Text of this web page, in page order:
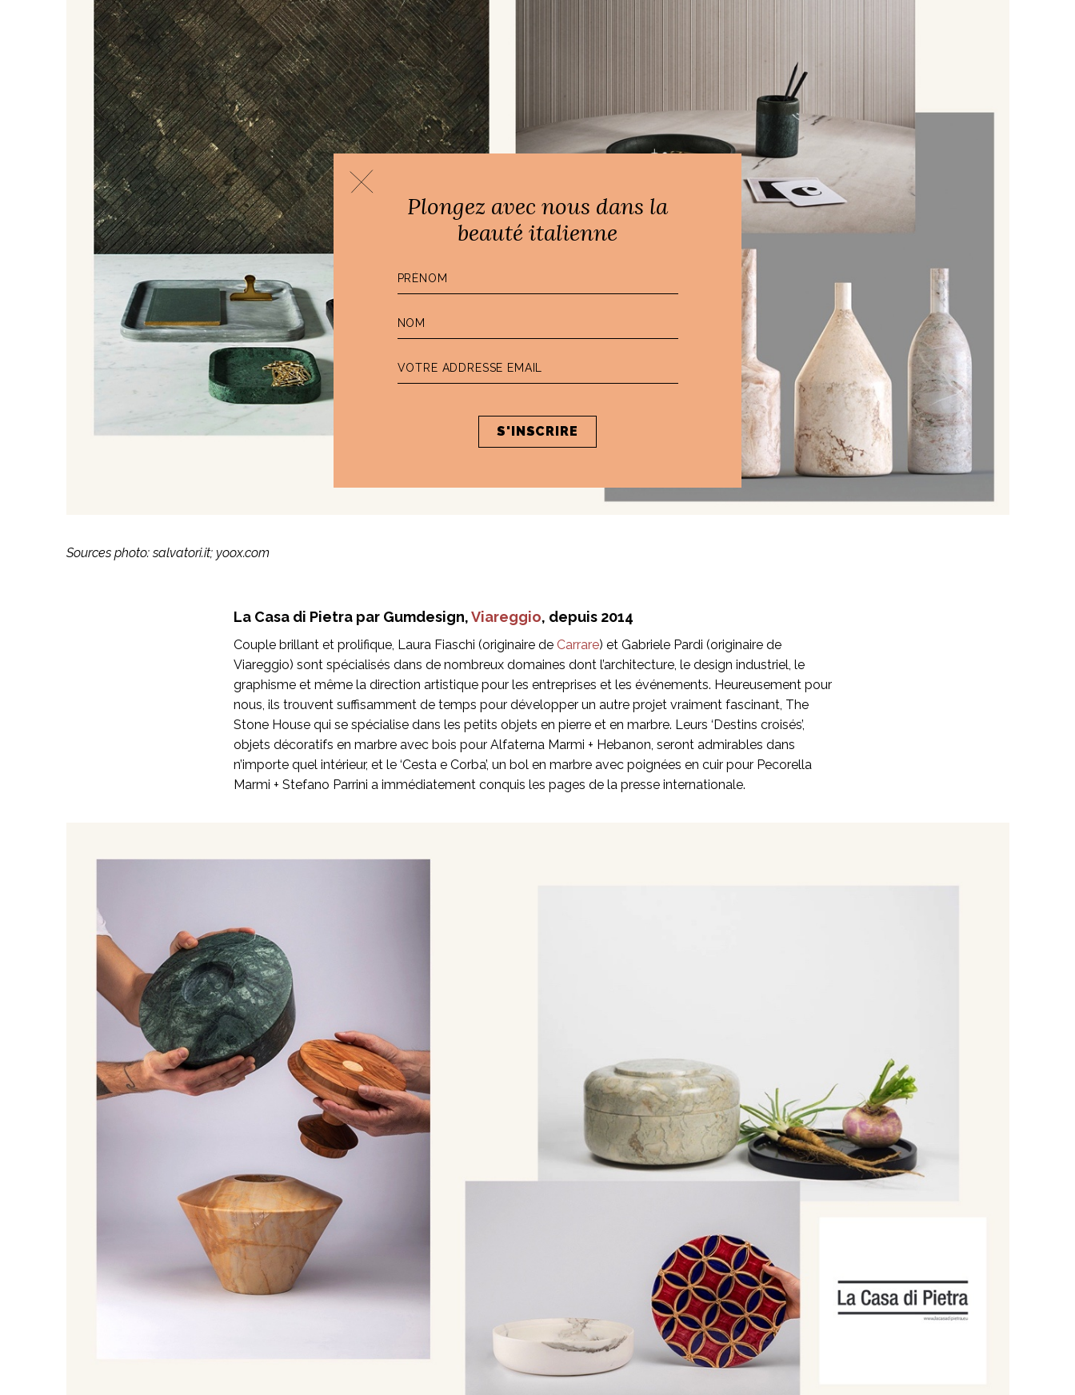
Sources photo: salvatori.it; yoox.com
La Casa di Pietra par Gumdesign,Viareggio, depuis 2014
Couple brillant et prolifique, Laura Fiaschi (originaire de Carrare) et Gabriele Pardi (originaire de
Viareggio) sont spécialisés dans de nombreux domaines dont l’architecture, le design industriel, le
graphisme et même la direction artistique pour les entreprises et les événements. Heureusement pour
nous, ils trouvent suffisamment de temps pour développer un autre projet vraiment fascinant, The
Stone House qui se spécialise dans les petits objets en pierre et en marbre. Leurs ‘Destins croisés’,
objets décoratifs en marbre avec bois pour Alfaterna Marmi + Hebanon, seront admirables dans
n’importe quel intérieur, et le ‘Cesta e Corba’, un bol en marbre avec poignées en cuir pour Pecorella
Marmi + Stefano Parrini a immédiatement conquis les pages de la presse internationale.
Plongez avec nous dans la
beauté italienne